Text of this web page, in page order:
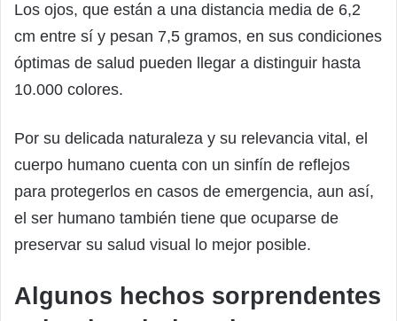
Los ojos, que están a una distancia media de 6,2
cm entre sí y pesan 7,5 gramos, en sus condiciones
óptimas de salud pueden llegar a distinguir hasta
10.000 colores.
Por su delicada naturaleza y su relevancia vital, el
cuerpo humano cuenta con un sinfín de reflejos
para protegerlos en casos de emergencia, aun así,
el ser humano también tiene que ocuparse de
preservar su salud visual lo mejor posible.
Algunos hechos sorprendentes